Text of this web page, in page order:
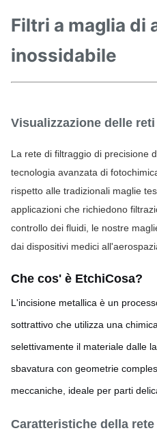
Filtri a maglia di
inossidabile
Visualizzazione delle
La rete di filtraggio di precisione
tecnologia avanzata di
rispetto alle tradizionali maglie
applicazioni che richiedono
controllo dei fluidi, le nostre
dai dispositivi medici
Che cos' è EtchiCosa?
L'incisione metallica è un
sottrattivo che utilizza una
selettivamente il materiale dalle
sbavatura con geometrie
meccaniche, ideale per parti
Caratteristiche della